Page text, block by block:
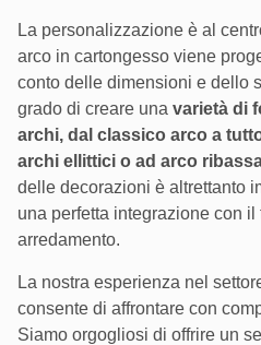
La personalizzazione è al
arco in cartongesso viene
conto delle dimensioni e dello
grado di creare una varietà di
archi, dal classico arco a
archi ellittici o ad arco
delle decorazioni è altrettanto
una perfetta integrazione con il
arredamento.
La nostra esperienza nel
consente di affrontare con
Siamo orgogliosi di offrire un